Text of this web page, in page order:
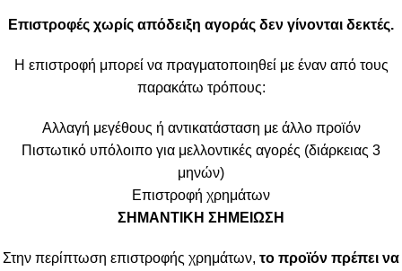
Επιστροφές χωρίς απόδειξη αγοράς δεν γίνονται δεκτές.
Η επιστροφή μπορεί να πραγματοποιηθεί με έναν από τους
παρακάτω τρόπους:
Αλλαγή μεγέθους ή αντικατάσταση με άλλο προϊόν
Πιστωτικό υπόλοιπο για μελλοντικές αγορές (διάρκειας 3
μηνών)
Επιστροφή χρημάτων
ΣΗΜΑΝΤΙΚΗ ΣΗΜΕΙΩΣΗ
Στην περίπτωση επιστροφής χρημάτων, το προϊόν πρέπει να